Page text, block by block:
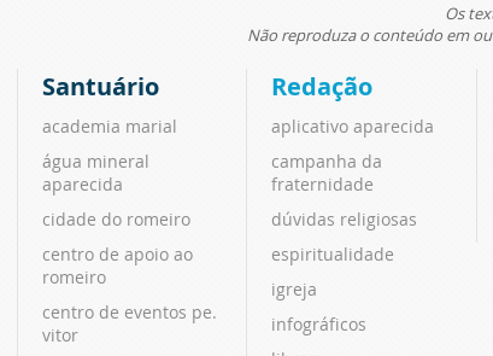
Os
Não reproduza o conteúdo em
Santuário
academia marial
água mineral
aparecida
cidade do romeiro
centro de apoio ao
romeiro
centro de eventos pe.
vitor
Redação
aplicativo aparecida
campanha da
fraternidade
dúvidas religiosas
espiritualidade
igreja
infográficos